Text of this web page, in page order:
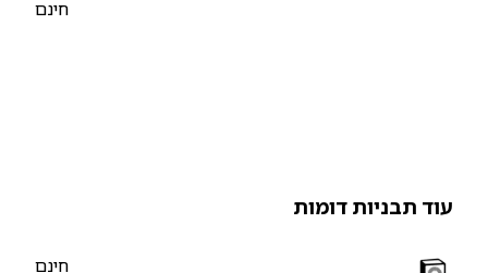
תבניות דומות